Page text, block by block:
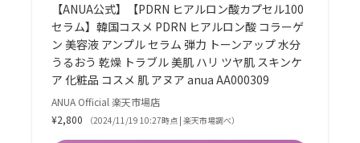
【ANUA公式】【PDRN ヒアルロン酸カプセル100
セラム】韓国コスメ PDRN ヒアルロン酸 コラーゲ
ン 美容液 アンプル セラム 弾力 トーンアップ 水分
うるおう 乾燥 トラブル 美肌 ハリ ツヤ肌 スキンケ
ア 化粧品 コスメ 肌 アヌア anua AA000309
ANUA Official 楽天市場店
¥2,800
（2024/11/19 10:27時点 | 楽天市場調べ）